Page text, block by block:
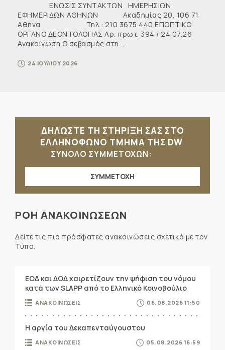
ΕΝΩΣΙΣ ΣΥΝΤΑΚΤΩΝ ΗΜΕΡΗΣΙΩΝ
ΕΦΗΜΕΡΙΔΩΝ ΑΘΗΝΩΝ Ακαδημίας 20, 106 71
Αθήνα Τηλ.: 210 3675 440 ΕΠΟΠΤΙΚΟ
ΟΡΓΑΝΟ ΔΕΟΝΤΟΛΟΓΙΑΣ Αρ. πρωτ. 394 / 24.07.26
Ανακοίνωση Ο σεβασμός στη ...
24 ΙΟΥΛΙΟΥ 2026
ΔΗΛΩΣΤΕ ΤΗ ΣΤΗΡΙΞΗ ΣΑΣ ΣΤΟ
ΕΛΛΗΝΟΦΩΝΟ ΤΜΗΜΑ ΤΗΣ DW
ΣΥΝΟΛΟ ΣΥΜΜΕΤΟΧΩΝ:
ΣΥΜΜΕΤΟΧΗ
ΡΟΗ ΑΝΑΚΟΙΝΩΣΕΩΝ
Δείτε τις πιο πρόσφατες ανακοινώσεις σχετικά με τον
Τύπο.
ΕΟΔ και ΔΟΔ χαιρετίζουν την ψήφιση του νόμου
κατά των SLAPP από το Ελληνικό Κοινοβούλιο
ΑΝΑΚΟΙΝΩΣΕΙΣ 06.08.2026 11:50
Η αργία του Δεκαπενταύγουστου
ΑΝΑΚΟΙΝΩΣΕΙΣ 05.08.2026 16:59